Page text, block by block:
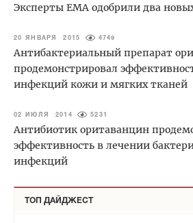
Эксперты ЕМА одобрили два
20 ЯНВАРЯ 2015 4749
Антибактериальный препарат
продемонстрировал
инфекций кожи и мягких тканей
02 ИЮЛЯ 2014 5231
Антибиотик оритаванцин
эффективность в лечении
инфекций
ТОП ДАЙДЖЕСТ